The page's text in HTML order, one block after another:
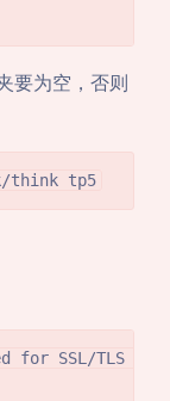
要为空，否则
for SSL/